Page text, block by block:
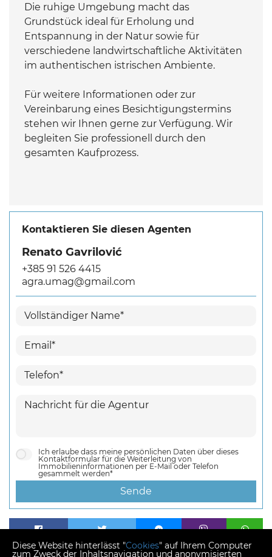
Die ruhige Umgebung macht das
Grundstück ideal für Erholung und
Entspannung in der Natur sowie für
verschiedene landwirtschaftliche Aktivitäten
im authentischen istrischen Ambiente.
Für weitere Informationen oder zur
Vereinbarung eines Besichtigungstermins
stehen wir Ihnen gerne zur Verfügung. Wir
begleiten Sie professionell durch den
gesamten Kaufprozess.
Kontaktieren Sie diesen Agenten
Renato Gavrilović
+385 91 526 4415
agra.umag@gmail.com
Ich erlaube dass meine persönlichen Daten über dieses
Kontaktformular für die Weiterleitung von
Immobilieninformationen per E-Mail oder Telefon
gesammelt werden*
Sende
Diese Website hinterlässt "Cookies" auf Ihrem Computer
zum Zweck der Inhaltsnavigation und anonymisierten